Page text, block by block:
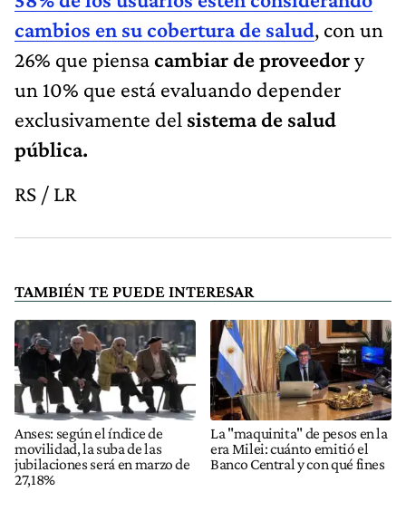
cambios en su cobertura de salud, con un
26% que piensacambiar de proveedory
un 10% que está evaluando depender
exclusivamente del sistema de salud
pública.
RS / LR
TAMBIÉN TE PUEDE INTERESAR
Anses: según el índice de
movilidad, la suba de las
jubilaciones será en marzo de
27,18%
La "maquinita" de pesos en la
era Milei: cuánto emitió el
Banco Central y con qué fines